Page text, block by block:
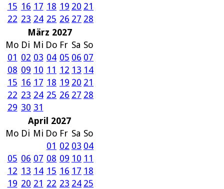
15 16 17 18 19 20 21
22 23 24 25 26 27 28
März 2027
Mo Di Mi Do Fr Sa So
01 02 03 04 05 06 07
08 09 10 11 12 13 14
15 16 17 18 19 20 21
22 23 24 25 26 27 28
29 30 31
April 2027
Mo Di Mi Do Fr Sa So
01 02 03 04
05 06 07 08 09 10 11
12 13 14 15 16 17 18
19 20 21 22 23 24 25